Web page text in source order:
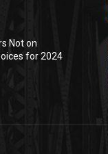
Not on
for 2024